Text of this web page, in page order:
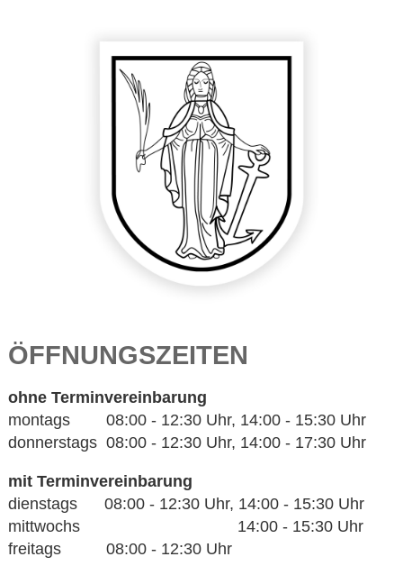
ÖFFNUNGSZEITEN
ohne Terminvereinbarung
montags 08:00 - 12:30 Uhr, 14:00 - 15:30 Uhr
donnerstags 08:00 - 12:30 Uhr, 14:00 - 17:30 Uhr
mit Terminvereinbarung
dienstags 08:00 - 12:30 Uhr, 14:00 - 15:30 Uhr
mittwochs 14:00 - 15:30 Uhr
freitags 08:00 - 12:30 Uhr